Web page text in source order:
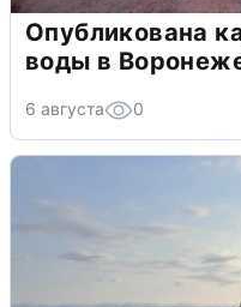
Опубликована
воды в
6 августа 0